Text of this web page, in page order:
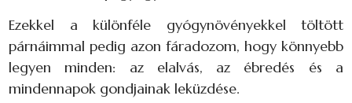
Ezekkel a különféle gyógynövényekkel töltött
párnáimmal pedig azon fáradozom, hogy könnyebb
legyen minden: az elalvás, az ébredés és a
mindennapok gondjainak leküzdése.